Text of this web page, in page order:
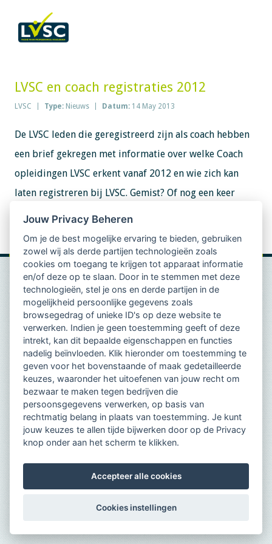
LVSC en coach registraties 2012
LVSC Type: Nieuws Datum: 14 May 2013
De LVSC leden die geregistreerd zijn als coach hebben
een brief gekregen met informatie over welke Coach
opleidingen LVSC erkent vanaf 2012 en wie zich kan
laten registreren bij LVSC. Gemist? Of nog een keer
nalezen? Bekijk de brief over Coach registraties bij
Jouw Privacy Beheren
Om je de best mogelijke ervaring te bieden, gebruiken
zowel wij als derde partijen technologieën zoals
cookies om toegang te krijgen tot apparaat informatie
en/of deze op te slaan. Door in te stemmen met deze
technologieën, stel je ons en derde partijen in de
mogelijkheid persoonlijke gegevens zoals
browsegedrag of unieke ID's op deze website te
verwerken. Indien je geen toestemming geeft of deze
intrekt, kan dit bepaalde eigenschappen en functies
nadelig beïnvloeden. Klik hieronder om toestemming te
geven voor het bovenstaande of maak gedetailleerde
keuzes, waaronder het uitoefenen van jouw recht om
bezwaar te maken tegen bedrijven die
persoonsgegevens verwerken, op basis van
rechtmatig belang in plaats van toestemming. Je kunt
jouw keuzes te allen tijde bijwerken door op de Privacy
knop onder aan het scherm te klikken.
Accepteer alle cookies
Cookies instellingen